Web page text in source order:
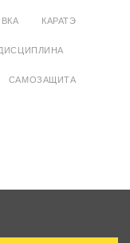
КАРАТЭ
САМОЗАЩИТА